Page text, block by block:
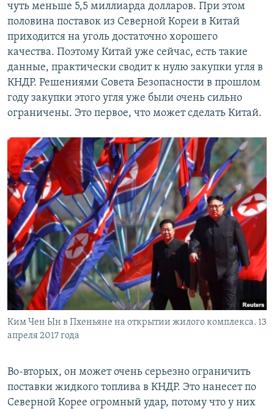
чуть меньше 5,5 миллиарда долларов. При этом
половина поставок из Северной Кореи в Китай
приходится на уголь достаточно хорошего
качества. Поэтому Китай уже сейчас, есть такие
данные, практически сводит к нулю закупки угля в
КНДР. Решениями Совета Безопасности в прошлом
году закупки этого угля уже были очень сильно
ограничены. Это первое, что может сделать Китай.
Ким Чен Ын в Пхеньяне на открытии жилого комплекса. 13
апреля 2017 года
Во-вторых, он может очень серьезно ограничить
поставки жидкого топлива в КНДР. Это нанесет по
Северной Корее огромный удар, потому что у них